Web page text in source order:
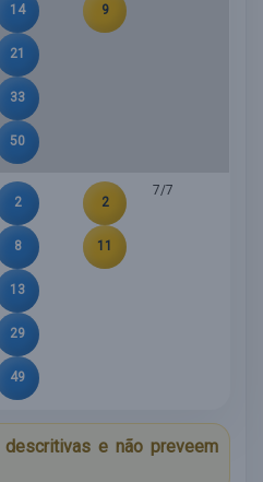
14
21
33
50
9
2
8
13
29
49
2
11
7/7
e não preveem